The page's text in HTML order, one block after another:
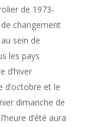
de 1973-
changement
sein de
les pays
d’hiver
d’octobre et le
dimanche de
d’été aura